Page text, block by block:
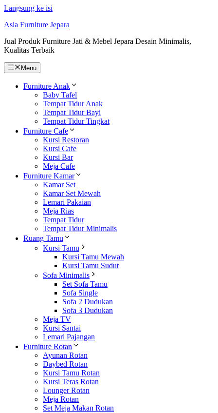
Langsung ke isi
Asia Furniture Jepara
Jual Produk Furniture Jati & Mebel Jepara Desain Minimalis,
Kualitas Terbaik
Menu
Furniture Anak
Baby Tafel
Tempat Tidur Anak
Tempat Tidur Bayi
Tempat Tidur Tingkat
Furniture Cafe
Kursi Restoran
Kursi Cafe
Kursi Bar
Meja Cafe
Furniture Kamar
Kamar Set
Kamar Set Mewah
Lemari Pakaian
Meja Rias
Tempat Tidur
Tempat Tidur Minimalis
Ruang Tamu
Kursi Tamu
Kursi Tamu Mewah
Kursi Tamu Sudut
Sofa Minimalis
Set Sofa Tamu
Sofa Single
Sofa 2 Dudukan
Sofa 3 Dudukan
Meja TV
Kursi Santai
Lemari Pajangan
Furniture Rotan
Ayunan Rotan
Daybed Rotan
Kursi Tamu Rotan
Kursi Teras Rotan
Lounger Rotan
Meja Rotan
Set Meja Makan Rotan